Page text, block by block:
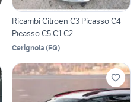
Ricambi Citroen C3 Picasso C4
Picasso C5 C1 C2
Cerignola (FG)